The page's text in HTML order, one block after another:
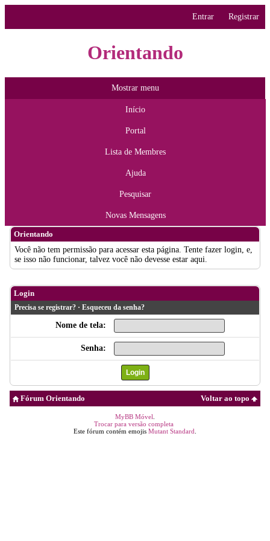
Entrar Registrar
Orientando
Mostrar menu
Início
Portal
Lista de Membres
Ajuda
Pesquisar
Novas Mensagens
Orientando
Você não tem permissão para acessar esta página. Tente fazer login, e,
se isso não funcionar, talvez você não devesse estar aqui.
Login
Precisa se registrar? · Esqueceu da senha?
Nome de tela:
Senha:
Voltar ao topo
Fórum Orientando
MyBB Móvel
Trocar para versão completa
Este fórum contém emojis Mutant Standard